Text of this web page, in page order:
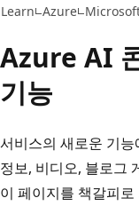
Learn Azure
Azure AI
기능
서비스의 새로운 기
정보, 비디오, 블로그
이 페이지를 책갈피